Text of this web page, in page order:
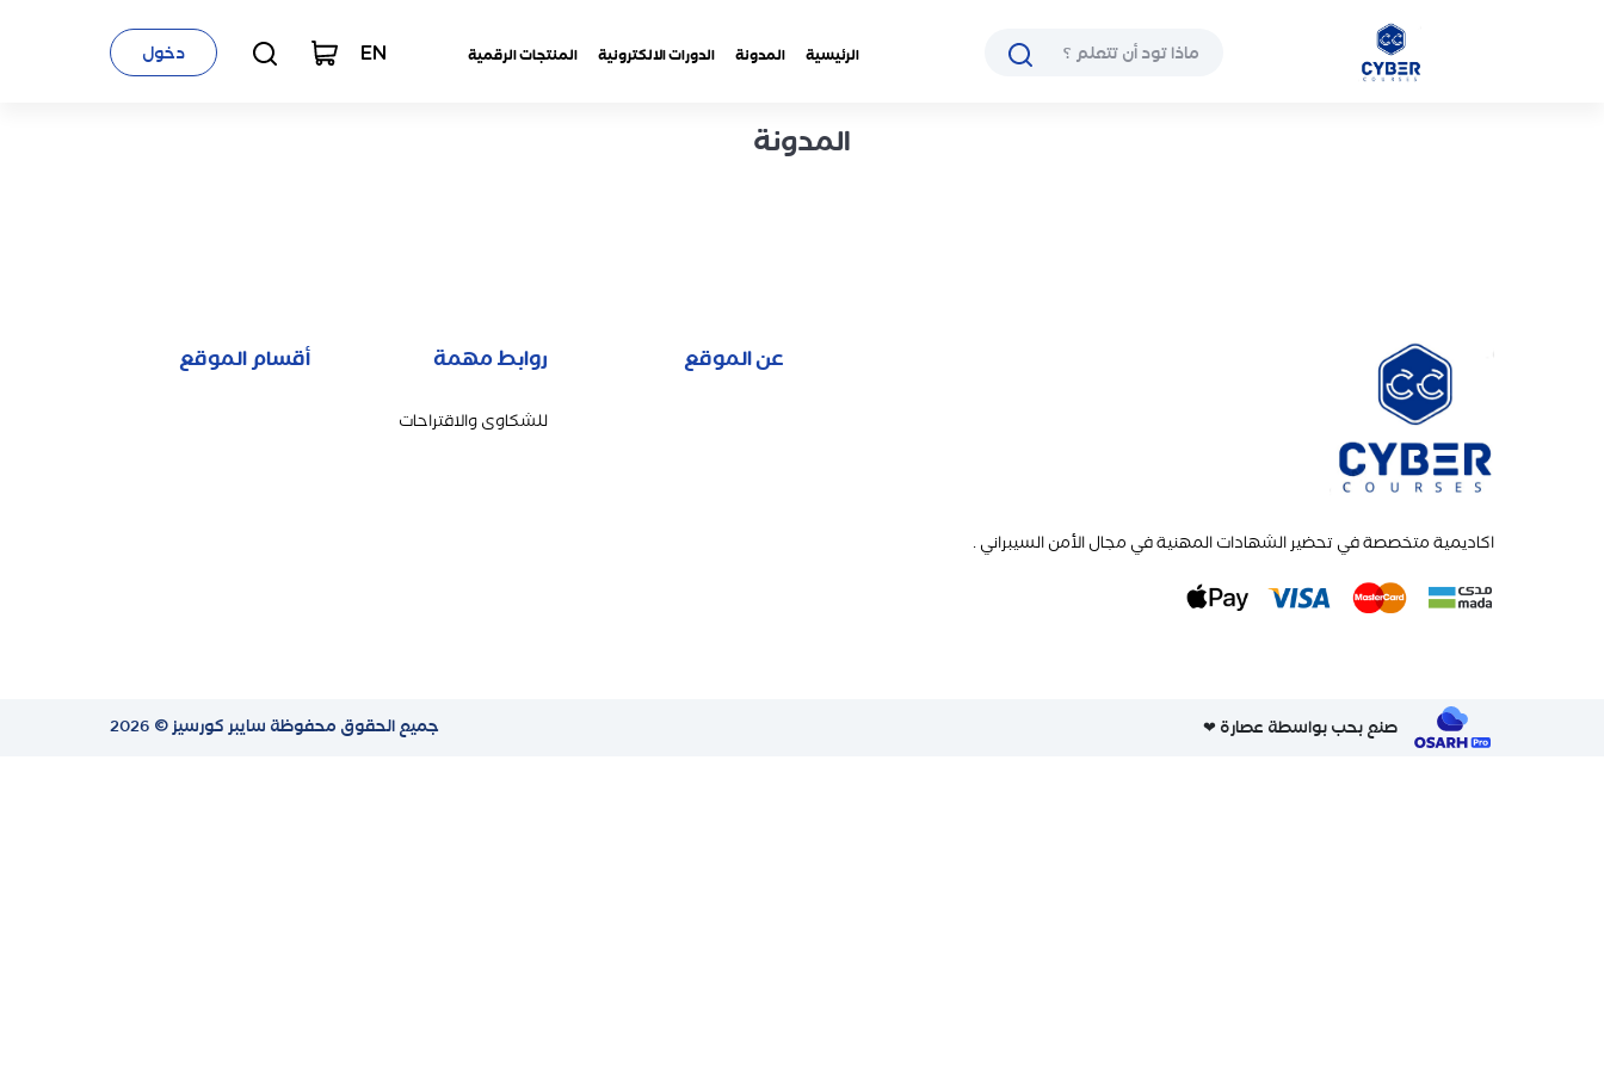
الرئيسية المدونة الدورات الالكترونية المنتجات الرقمية EN دخول
المدونة
اكاديمية متخصصة في تحضير الشهادات المهنية في مجال الأمن السيبراني .
عن الموقع روابط مهمة
للشكاوى والاقتراحات
أقسام الموقع
صنع بحب بواسطة عصارة ❤ جميع الحقوق محفوظة سايبر كورسيز © 2026